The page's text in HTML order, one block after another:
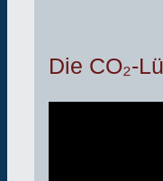
Die CO₂-